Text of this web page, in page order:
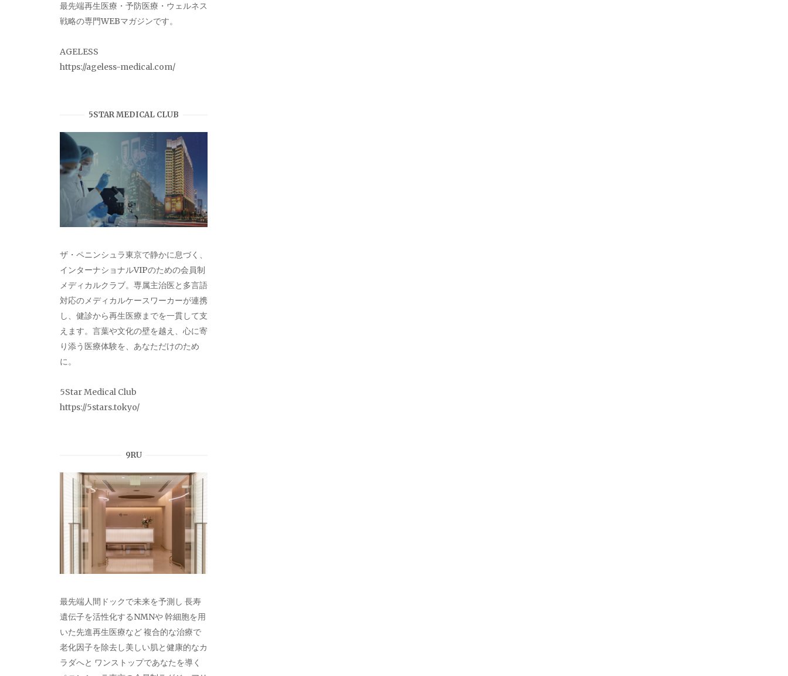
最先端再生医療・予防医療・ウェルネス
戦略の専門WEBマガジンです。
AGELESS
https://ageless-medical.com/
5STAR MEDICAL CLUB
ザ・ペニンシュラ東京で静かに息づく、
インターナショナルVIPのための会員制
メディカルクラブ。専属主治医と多言語
対応のメディカルケースワーカーが連携
し、健診から再生医療までを一貫して支
えます。言葉や文化の壁を越え、心に寄
り添う医療体験を、あなただけのため
に。
5Star Medical Club
https://5stars.tokyo/
9RU
最先端人間ドックで未来を予測し 長寿
遺伝子を活性化するNMNや 幹細胞を用
いた先進再生医療など 複合的な治療で
老化因子を除去し美しい肌と健康的なカ
ラダへと ワンストップであなたを導く